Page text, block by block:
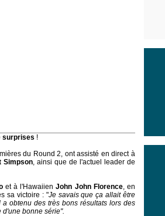
surprises !
du Round 2, ont assisté en direct à
Simpson, ainsi que de l'actuel leader de
et à l'HawaiienJohn John Florence, en
sa victoire : "Je savais que ça allait être
obtenu des très bons résultats lors des
bonne série".